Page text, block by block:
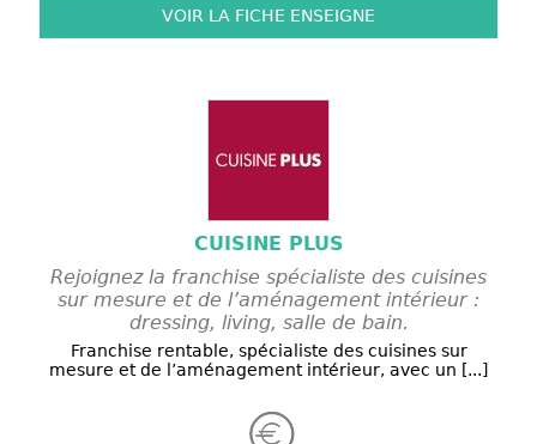
VOIR LA FICHE ENSEIGNE
CUISINE PLUS
Rejoignez la franchise spécialiste des cuisines
sur mesure et de l’aménagement intérieur :
dressing, living, salle de bain.
Franchise rentable, spécialiste des cuisines sur
mesure et de l’aménagement intérieur, avec un [...]